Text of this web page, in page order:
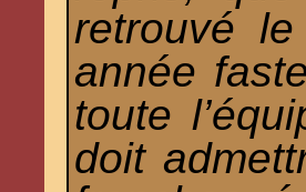
retrouvé
année
toute
doit